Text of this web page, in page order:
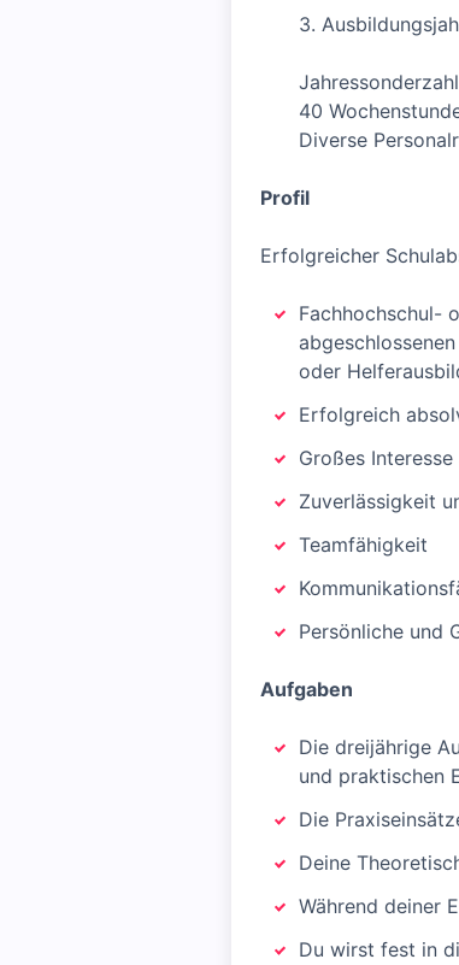
3.
40
Diverse
Profil
Erfolgreicher
Fachhochschul-
oder
Erfolgreich
Großes
Zuverlässigkeit
Teamfähigkeit
Persönliche und
Aufgaben
Die dreijährige
und praktischen
Die
Deine
Während deiner
Du wirst fest in